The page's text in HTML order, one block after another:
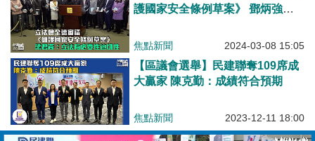
護國家安全條例草案》 鄧炳強：
梁君彥：立法有必要性迫切性 梁
焦點新聞 2024-03-08 15:05
【區議會選舉】民建聯奪109席成
大贏家 陳克勤：成績符合預期
焦點新聞 2023-12-11 18:00